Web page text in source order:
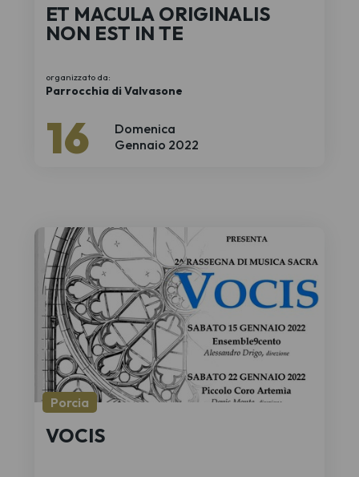
Domenica
16 Gennaio 2022
ET MACULA ORIGINALIS
NON EST IN TE
organizzato da:
Parrocchia di Valvasone
Porcia
VOCIS